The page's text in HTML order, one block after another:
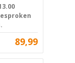
89,99